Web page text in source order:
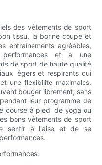
des vêtements de sport
tissu, la bonne coupe et
entraînements agréables,
et à une
de sport de haute qualité
légers et respirants qui
une flexibilité maximales.
bouger librement, sans
leur programme de
course à pied, de yoga ou
bons vêtements de sport
sentir à l'aise et de se